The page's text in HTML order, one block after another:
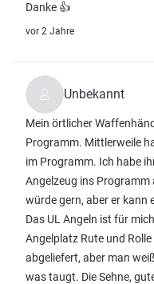
Danke 👍
vor 2 Jahre
Unbekannt
Mein örtlicher
Programm. Mittlerweile
im Programm. Ich habe
Angelzeug ins Programm
würde gern, aber er kann
Das UL Angeln ist für
Angelplatz Rute und
abgeliefert, aber man
was taugt. Die Sehne,